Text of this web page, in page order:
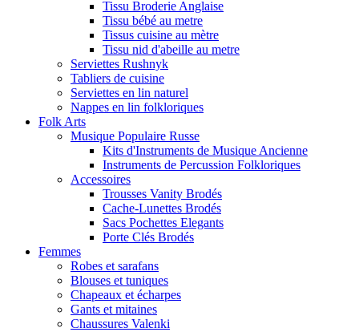
Tissu Broderie Anglaise
Tissu bébé au metre
Tissus cuisine au mètre
Tissu nid d'abeille au metre
Serviettes Rushnyk
Tabliers de cuisine
Serviettes en lin naturel
Nappes en lin folkloriques
Folk Arts
Musique Populaire Russe
Kits d'Instruments de Musique Ancienne
Instruments de Percussion Folkloriques
Accessoires
Trousses Vanity Brodés
Cache-Lunettes Brodés
Sacs Pochettes Elegants
Porte Clés Brodés
Femmes
Robes et sarafans
Blouses et tuniques
Chapeaux et écharpes
Gants et mitaines
Chaussures Valenki